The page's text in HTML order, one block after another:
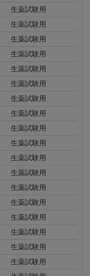
生薬試験用
生薬試験用
生薬試験用
生薬試験用
生薬試験用
生薬試験用
生薬試験用
生薬試験用
生薬試験用
生薬試験用
生薬試験用
生薬試験用
生薬試験用
生薬試験用
生薬試験用
生薬試験用
生薬試験用
生薬試験用